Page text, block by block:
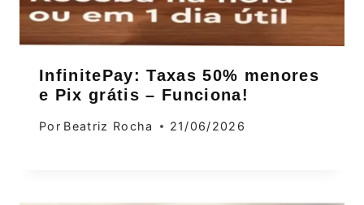
InfinitePay: Taxas 50% menores
e Pix grátis – Funciona!
Por Beatriz Rocha 21/06/2026